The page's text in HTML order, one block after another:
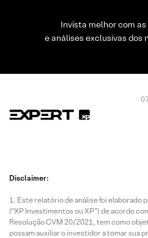
Invista melhor com
e análises exclusivas dos
Disclaimer:
Este relatório de análise foi elaborado
(“XP Investimentos ou XP”) de acordo
Resolução CVM 20/2021, tem como
possam auxiliar o investidor a tomar sua